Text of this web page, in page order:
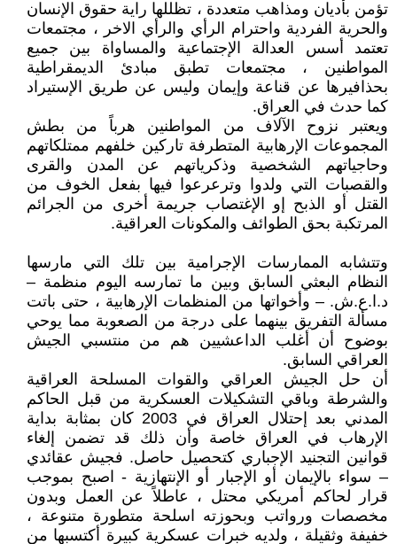
تؤمن بأديان ومذاهب متعددة ، تظللها راية حقوق الإنسان
والحرية الفردية واحترام الرأي والرأي الاخر ، مجتمعات
تعتمد أسس العدالة الإجتماعية والمساواة بين جميع
المواطنين ، مجتمعات تطبق مبادئ الديمقراطية
بحذافيرها عن قناعة وإيمان وليس عن طريق الإستيراد
كما حدث في العراق.
ويعتبر نزوح الآلاف من المواطنين هرباً من بطش
المجموعات الإرهابية المتطرفة تاركين خلفهم ممتلكاتهم
وحاجياتهم الشخصية وذكرياتهم عن المدن والقرى
والقصبات التي ولدوا وترعرعوا فيها بفعل الخوف من
القتل أو الذبح إو الإغتصاب جريمة أخرى من الجرائم
المرتكبة بحق الطوائف والمكونات العراقية.
وتتشابه الممارسات الإجرامية بين تلك التي مارسها
النظام البعثي السابق وبين ما تمارسه اليوم منظمة –
د.ا.ع.ش. – وأخواتها من المنظمات الإرهابية ، حتى باتت
مسألة التفريق بينهما على درجة من الصعوبة مما يوحي
بوضوح أن أغلب الداعشيين هم من منتسبي الجيش
العراقي السابق.
أن حل الجيش العراقي والقوات المسلحة العراقية
والشرطة وباقي التشكيلات العسكرية من قبل الحاكم
المدني بعد إحتلال العراق في 2003 كان بمثابة بداية
الإرهاب في العراق خاصة وأن ذلك قد تضمن إلغاء
قوانين التجنيد الإجباري كتحصيل حاصل. فجيش عقائدي
– سواء بالإيمان أو الإجبار أو الإنتهازية - اصبح بموجب
قرار لحاكم أمريكي محتل ، عاطلاً عن العمل وبدون
مخصصات ورواتب وبحوزته اسلحة متطورة متنوعة ،
خفيفة وثقيلة ، ولديه خبرات عسكرية كبيرة أكتسبها من